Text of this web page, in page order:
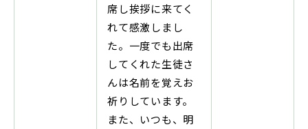
席し挨拶に来てく
れて感激しまし
た。一度でも出席
してくれた生徒さ
んは名前を覚えお
祈りしています。
また、いつも、明